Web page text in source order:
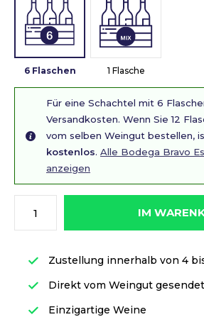
6 Flaschen 1 Flasche
Für eine Schachtel mit 6
Versandkosten. Wenn Sie 12
vom selben Weingut bestellen,
kostenlos. Alle Bodega Bravo
anzeigen
IM
Zustellung innerhalb von 4
Direkt vom Weingut gesendet
Einzigartige Weine